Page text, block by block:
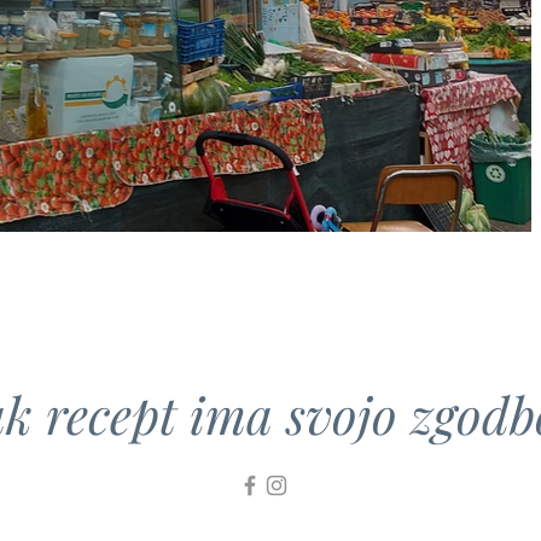
recept ima svojo